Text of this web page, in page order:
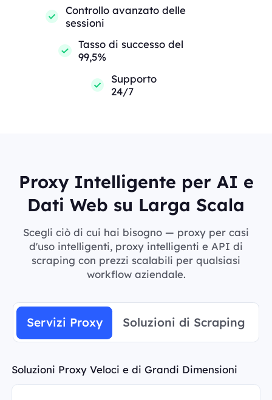
Controllo avanzato delle
sessioni
Tasso di successo del
99,5%
Supporto
24/7
Proxy Intelligente per AI e
Dati Web su Larga Scala
Scegli ciò di cui hai bisogno — proxy per casi
d'uso intelligenti, proxy intelligenti e API di
scraping con prezzi scalabili per qualsiasi
workflow aziendale.
Servizi Proxy Soluzioni di Scraping
Soluzioni Proxy Veloci e di Grandi Dimensioni